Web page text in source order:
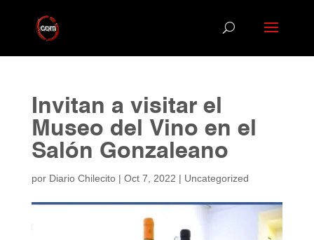
Invitan a visitar el
Museo del Vino en el
Salón Gonzaleano
por Diario Chilecito| Oct 7, 2022 | Uncategorized